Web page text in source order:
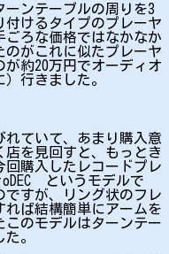
ンテーブルの周りを3
付けるタイプのプレーヤ
ごろな価格ではなかなか
のがこれに似たプレーヤ
約20万円でオーディオ
行きました。
れていて、あまり購入意
を見回すと、もっとき
回購入したレコードプレ
というモデルで
ですが、リング状のフレ
れば結構簡単にアームを
このモデルはターンテー
。